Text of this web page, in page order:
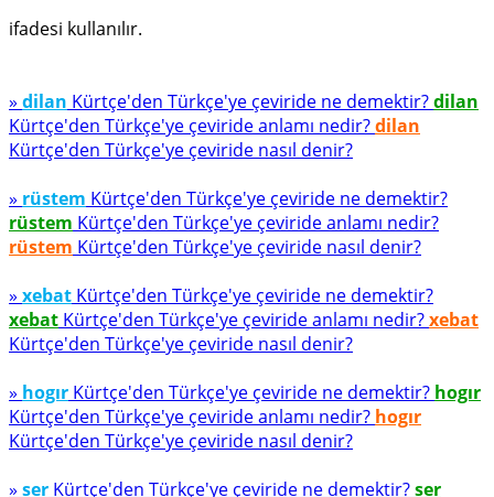
ifadesi kullanılır.
» dilan Kürtçe'den Türkçe'ye çeviride ne demektir?dilan
Kürtçe'den Türkçe'ye çeviride anlamı nedir?dilan
Kürtçe'den Türkçe'ye çeviride nasıl denir?
» rüstem Kürtçe'den Türkçe'ye çeviride ne demektir?
rüstem Kürtçe'den Türkçe'ye çeviride anlamı nedir?
rüstem Kürtçe'den Türkçe'ye çeviride nasıl denir?
» xebat Kürtçe'den Türkçe'ye çeviride ne demektir?
xebat Kürtçe'den Türkçe'ye çeviride anlamı nedir?xebat
Kürtçe'den Türkçe'ye çeviride nasıl denir?
» hogır Kürtçe'den Türkçe'ye çeviride ne demektir? hogır
Kürtçe'den Türkçe'ye çeviride anlamı nedir? hogır
Kürtçe'den Türkçe'ye çeviride nasıl denir?
» ser Kürtçe'den Türkçe'ye çeviride ne demektir?ser